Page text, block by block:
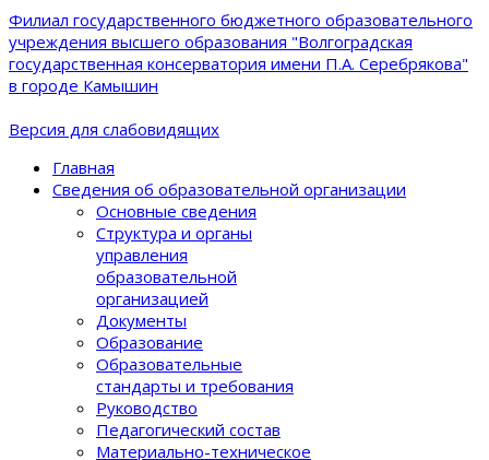
Филиал государственного бюджетного образовательного
учреждения высшего образования "Волгоградская
государственная консерватория имени П.А. Серебрякова"
в городе Камышин
Версия для слабовидящих
Главная
Сведения об образовательной организации
Основные сведения
Структура и органы
управления
образовательной
организацией
Документы
Образование
Образовательные
стандарты и требования
Руководство
Педагогический состав
Материально-техническое